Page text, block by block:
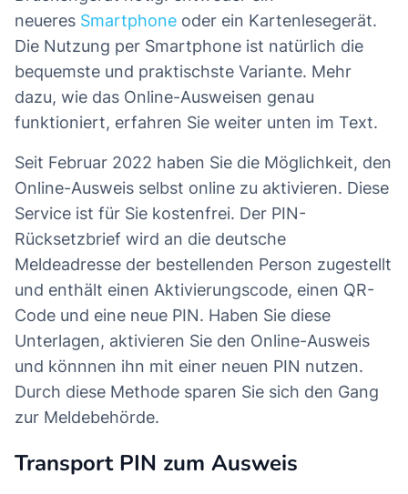
neueres Smartphone oder ein Kartenlesegerät.
Die Nutzung per Smartphone ist natürlich die
bequemste und praktischste Variante. Mehr
dazu, wie das Online-Ausweisen genau
funktioniert, erfahren Sie weiter unten im Text.
Seit Februar 2022 haben Sie die Möglichkeit, den
Online-Ausweis selbst online zu aktivieren. Diese
Service ist für Sie kostenfrei. Der PIN-
Rücksetzbrief wird an die deutsche
Meldeadresse der bestellenden Person zugestellt
und enthält einen Aktivierungscode, einen QR-
Code und eine neue PIN. Haben Sie diese
Unterlagen, aktivieren Sie den Online-Ausweis
und könnnen ihn mit einer neuen PIN nutzen.
Durch diese Methode sparen Sie sich den Gang
zur Meldebehörde.
Transport PIN zum Ausweis